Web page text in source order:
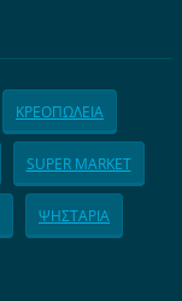
ΚΡΕΟΠΩΛΕΙΑ
SUPER MARKET
ΨΗΣΤΑΡΙΑ